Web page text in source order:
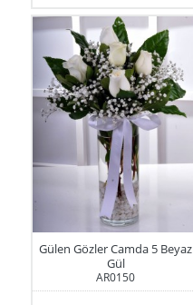
Gülen Gözler Camda 5 Beyaz
Gül
AR0150